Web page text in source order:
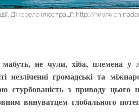
Джерело ілюстрації: http://
не чули, хіба, племена у
громадські та
з приводу цього
винуватцем глобального